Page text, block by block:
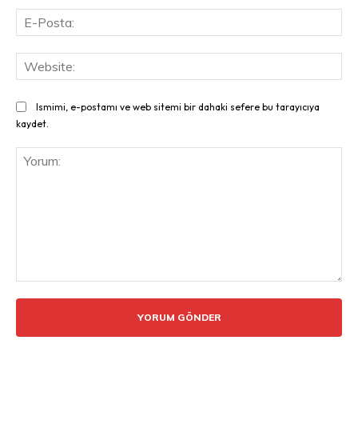
Ismimi, e-postamı ve web sitemi bir dahaki sefere bu tarayıcıya
kaydet.